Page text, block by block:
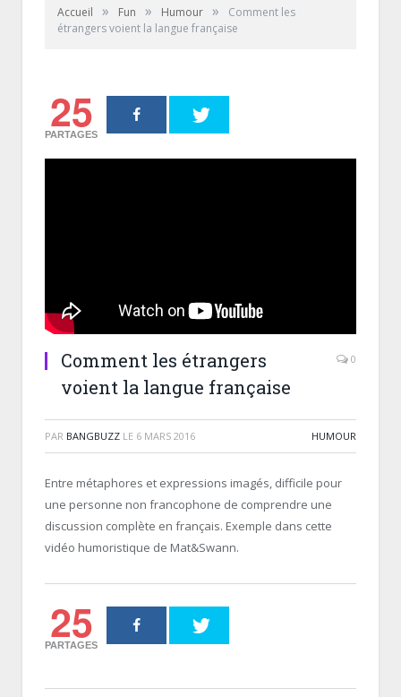
Accueil » Fun » Humour »
Comment les
étrangers voient la langue française
25
PARTAGES
Comment les étrangers
voient la langue française
0
PAR BANGBUZZ LE 6 MARS 2016 HUMOUR
Entre métaphores et expressions imagés, difficile pour
une personne non francophone de comprendre une
discussion complète en français. Exemple dans cette
vidéo humoristique de Mat&Swann.
25
PARTAGES